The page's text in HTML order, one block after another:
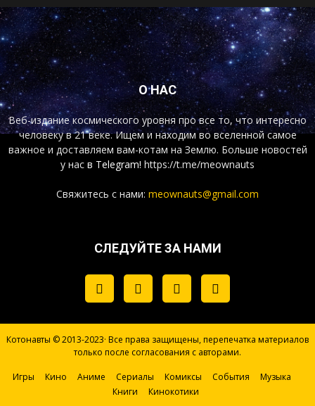
О НАС
Веб-издание космического уровня про все то, что интересно
человеку в 21 веке. Ищем и находим во вселенной самое
важное и доставляем вам-котам на Землю. Больше новостей
у нас в Telegram! https://t.me/meownauts
Свяжитесь с нами: meownauts@gmail.com
СЛЕДУЙТЕ ЗА НАМИ
Котонавты © 2013-2023· Все права защищены, перепечатка материалов
только после согласования с авторами.
Игры Кино Аниме Сериалы Комиксы События
Музыка
Книги
Кинокотики